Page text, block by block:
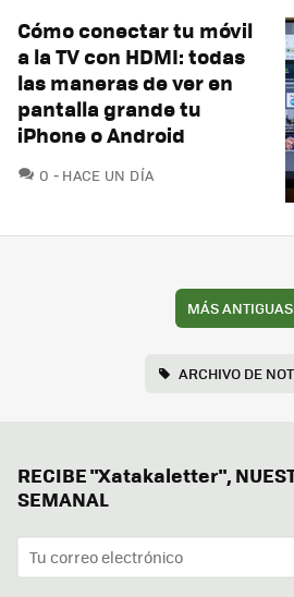
Cómo conectar tu móvil
a la TV con HDMI: todas
las maneras de ver en
pantalla grande tu
iPhone o Android
0 COMENTARIOS
HACE UN DÍA
MÁS ANTIGUAS
ARCHIVO DE
RECIBE "Xatakaletter",
SEMANAL